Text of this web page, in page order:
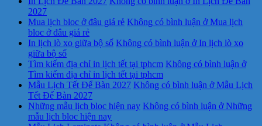
2027
Mua lịch bloc ở đâu giá rẻ Không có bình luận ở Mua lịch
bloc ở đâu giá rẻ
In lịch lò xo giữa bộ số Không có bình luận ở In lịch lò xo
giữa bộ số
Tìm kiếm địa chỉ in lịch tết tại tphcm Không có bình luận ở
Tìm kiếm địa chỉ in lịch tết tại tphcm
Mẫu Lịch Tết Để Bàn 2027 Không có bình luận ở Mẫu Lịch
Tết Để Bàn 2027
Những mẫu lịch bloc hiện nay Không có bình luận ở Những
mẫu lịch bloc hiện nay